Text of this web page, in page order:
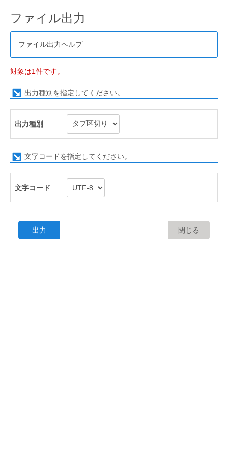
ファイル出力
ファイル出力ヘルプ
対象は1件です。
出力種別を指定してください。
出力種別
文字コードを指定してください。
文字コード